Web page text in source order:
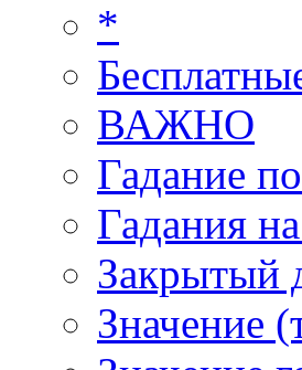
*
ВАЖНО
Гадание
Гадания
Закрытый
Значение